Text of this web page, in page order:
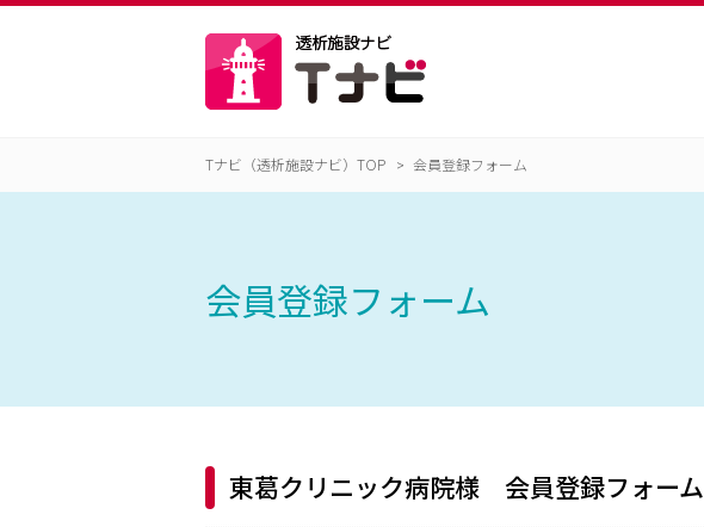
Tナビ（透析施設ナビ）TOP 会員登録フォーム
会員登録フォーム
東葛クリニック病院様 会員登録フォーム